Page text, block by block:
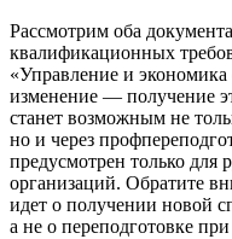
Рассмотрим оба
квалификационных
«Управление и
изменение — получение
станет возможным не
но и через
предусмотрен только для
организаций. Обратите
идет о получении новой
а не о переподготовке